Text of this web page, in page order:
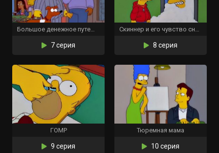
Большое денежное путешествие
7 серия
Скиннер и его чувство снега
8 серия
ГОМР
9 серия
Тюремная мама
10 серия